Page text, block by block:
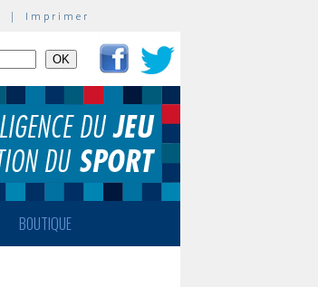
| Imprimer
BOUTIQUE